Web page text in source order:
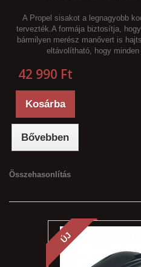
A Propel sisakot a legnagyobb
tervezték.A formája biztosítja,
bármilyen merész manővert is
eltávolítható, hogy
42 990 Ft‎
Kosárba
Bővebben
Összehasonlítás
ÚJ